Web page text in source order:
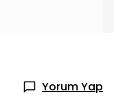
Yorum Yap